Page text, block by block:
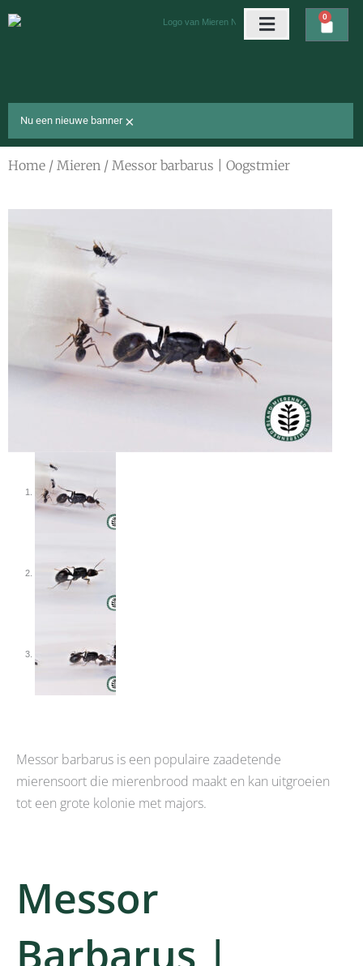
naar
0
Nu een nieuwe banner ×
Home / Mieren / Messor barbarus | Oogstmier
Messor barbarus is een populaire zaadetende
mierensoort die mierenbrood maakt en kan uitgroeien
tot een grote kolonie met majors.
Messor